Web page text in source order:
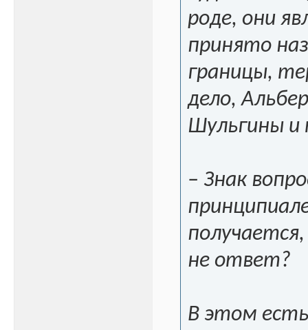
роде, они
принято
границы,
дело,
Шульгины и
– Знак
не ответ?
В этом